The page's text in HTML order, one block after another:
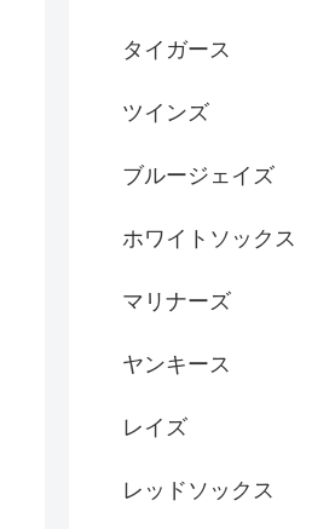
タイガース
ツインズ
ブルージェイズ
ホワイトソックス
マリナーズ
ヤンキース
レイズ
レッドソックス